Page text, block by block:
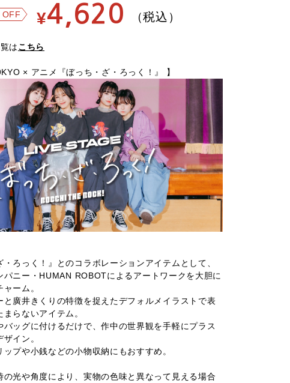
OFF ¥4,620 （税込）
はこちら
× アニメ『ぼっち・ざ・ろっく！』 】
ろっく！』とのコラボレーションアイテムとして、
パニー・HUMAN ROBOTによるアートワークを大胆に
ーム。
と廣井きくりの特徴を捉えたデフォルメイラストで表
らないアイテム。
バッグに付けるだけで、作中の世界観を手軽にプラス
イン。
プや小銭などの小物収納にもおすすめ。
光や角度により、実物の色味と異なって見える場合